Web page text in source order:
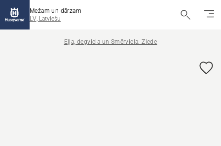
Mežam un dārzam
LV, Latviešu
Eļļa, degviela un Smērviela: Ziede